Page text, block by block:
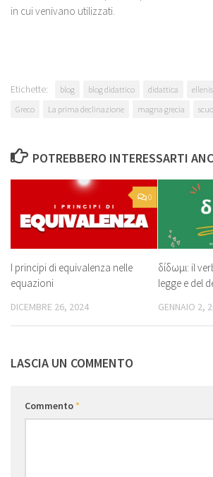
in cui venivano utilizzati.
Etichette: blog blog didattico didattica
Greco
La prima declinazione magna grecia
POTREBBERO INTERESSARTI
0
I principi di equivalenza nelle
equazioni
DICEMBRE 26, 2024
δίδωμι: il
legge e del
GENNAIO 2,
LASCIA UN COMMENTO
Commento*